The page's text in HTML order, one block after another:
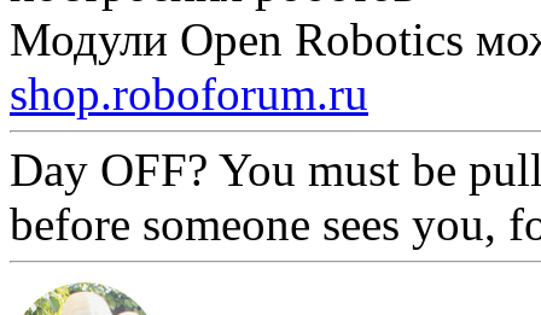
Модули Open Robotics
shop.roboforum.ru
Day OFF? You must be
before someone sees you,